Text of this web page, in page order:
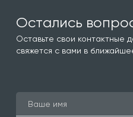
Остались
Оставьте свои контактные
свяжется с вами в